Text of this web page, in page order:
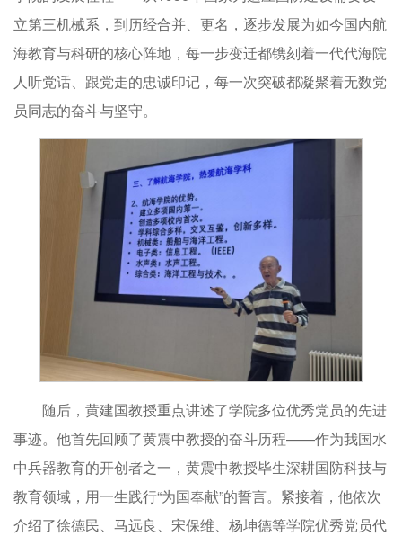
立第三机械系，到历经合并、更名，逐步发展为如今国内航
海教育与科研的核心阵地，每一步变迁都镌刻着一代代海院
人听党话、跟党走的忠诚印记，每一次突破都凝聚着无数党
员同志的奋斗与坚守。
随后，黄建国教授重点讲述了学院多位优秀党员的先进
事迹。他首先回顾了黄震中教授的奋斗历程——作为我国水
中兵器教育的开创者之一，黄震中教授毕生深耕国防科技与
教育领域，用一生践行“为国奉献”的誓言。紧接着，他依次
介绍了徐德民、马远良、宋保维、杨坤德等学院优秀党员代